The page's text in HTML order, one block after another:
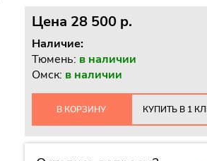
Цена 28 500 p.
Наличие:
Тюмень: в наличии
Омск: в наличии
В КОРЗИНУ КУПИТЬ В 1